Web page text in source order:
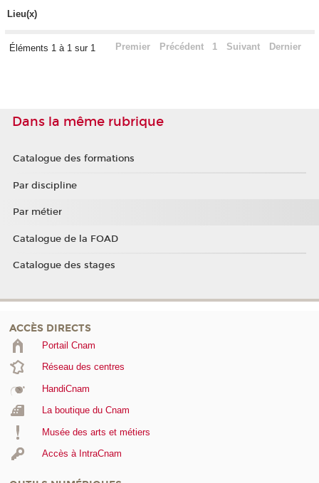
Lieu(x)
Éléments 1 à 1 sur 1 Premier Précédent 1 Suivant Dernier
Dans la même rubrique
Catalogue des formations
Par discipline
Par métier
Catalogue de la FOAD
Catalogue des stages
ACCÈS DIRECTS
Portail Cnam
Réseau des centres
HandiCnam
La boutique du Cnam
Musée des arts et métiers
Accès à IntraCnam